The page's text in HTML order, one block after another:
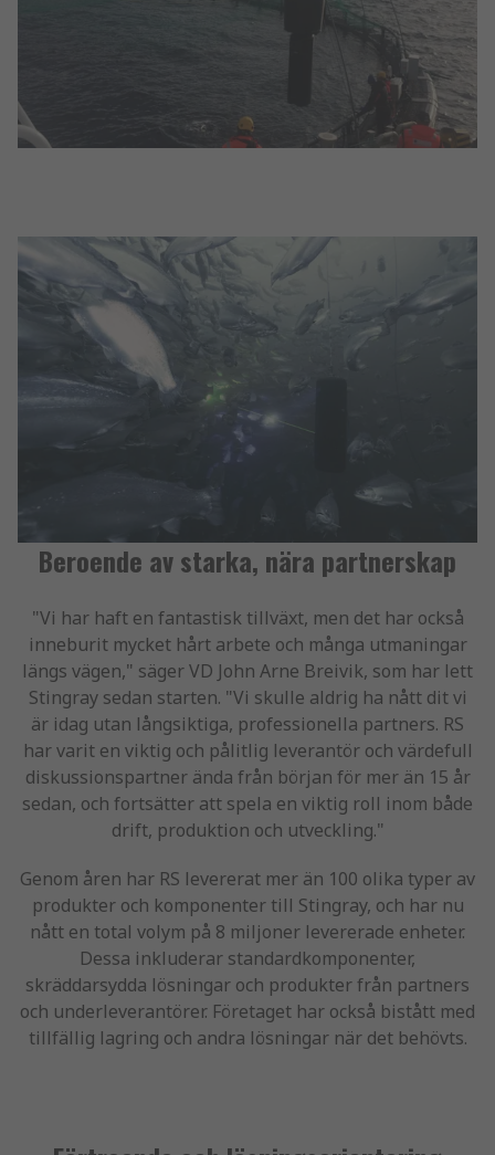
Beroende av starka, nära partnerskap
"Vi har haft en fantastisk tillväxt, men det har också
inneburit mycket hårt arbete och många utmaningar
längs vägen," säger VD John Arne Breivik, som har lett
Stingray sedan starten. "Vi skulle aldrig ha nått dit vi
är idag utan långsiktiga, professionella partners. RS
har varit en viktig och pålitlig leverantör och värdefull
diskussionspartner ända från början för mer än 15 år
sedan, och fortsätter att spela en viktig roll inom både
drift, produktion och utveckling."
Genom åren har RS levererat mer än 100 olika typer av
produkter och komponenter till Stingray, och har nu
nått en total volym på 8 miljoner levererade enheter.
Dessa inkluderar standardkomponenter,
skräddarsydda lösningar och produkter från partners
och underleverantörer. Företaget har också bistått med
tillfällig lagring och andra lösningar när det behövts.